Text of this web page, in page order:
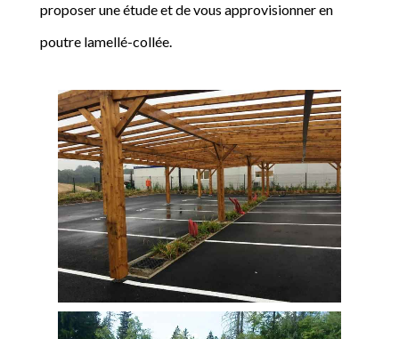
proposer une étude et de vous approvisionner en
poutre lamellé-collée.